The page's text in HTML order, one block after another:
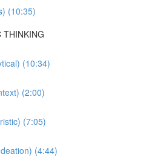
(10:35)
THINKING
(10:34)
(2:00)
(7:05)
(4:44)